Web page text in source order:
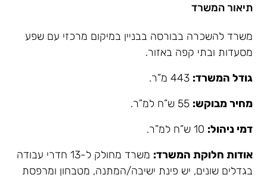
תיאור המשרד
משרד להשכרה בבורסה בבניין במיקום מרכזי עם שפע
מסעדות ובתי קפה באזור.
גודל המשרד:
מחיר מבוקש:
דמי ניהול:
אודות חלוקת המשרד:
משרד מחולק ל-13 חדרי עבודה
בגדלים שונים, יש פינת ישיבה/המתנה, מטבחון ומרפסת